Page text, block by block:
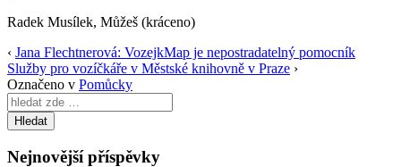
Radek Musílek, Můžeš (kráceno)
‹ Jana Flechtnerová: VozejkMap je nepostradatelný pomocník
Služby pro vozíčkáře v Městské knihovně v Praze ›
Označeno v Pomůcky
Search
for:
Nejnovější příspěvky